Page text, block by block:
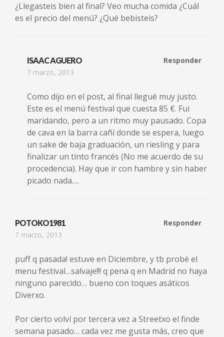
¿Llegasteis bien al final? Veo mucha comida ¿Cuál
es el precio del menú? ¿Qué bebisteis?
ISAAC AGUERO
7 marzo, 2013
Responder
Como dijo en el post, al final llegué muy justo.
Este es el menú festival que cuesta 85 €. Fui
maridando, pero a un ritmo muy pausado. Copa
de cava en la barra cañí donde se espera, luego
un sake de baja graduación, un riesling y para
finalizar un tinto francés (No me acuerdo de su
procedencia). Hay que ir con hambre y sin haber
picado nada….
POTOKO1981
7 marzo, 2013
Responder
puff q pasada! estuve en Diciembre, y tb probé el
menu festival…salvaje!!! q pena q en Madrid no haya
ninguno parecido… bueno con toques asáticos
Diverxo.
Por cierto volví por tercera vez a Streetxo el finde
semana pasado… cada vez me gusta más, creo que